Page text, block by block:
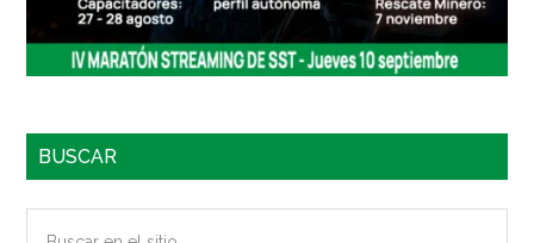
BUSCAR